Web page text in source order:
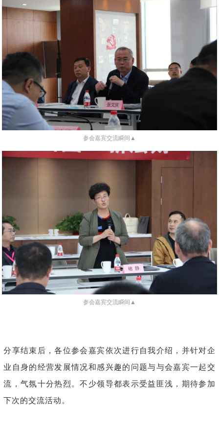
参会嘉宾交流瞬间▲
参会嘉宾交流瞬间▲
分享结束后，各位参会嘉宾依次进行自我介绍，并针对企
业自身的经营发展情况和感兴趣的问题与与会嘉宾一起交
流，气氛十分热烈。不少领导都表示受益匪浅，期待参加
下次的交流活动。